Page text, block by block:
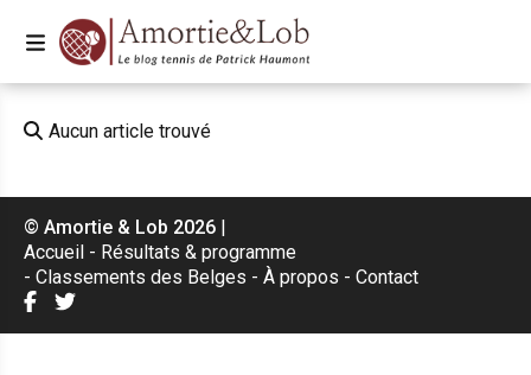
Aucun article trouvé
© Amortie & Lob 2026 |
Accueil
Résultats & programme
Classements des Belges
À propos Contact